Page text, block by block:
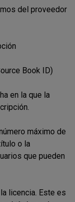
del proveedor
Book ID)
en la que la
máximo de
o la
que pueden
licencia. Este es